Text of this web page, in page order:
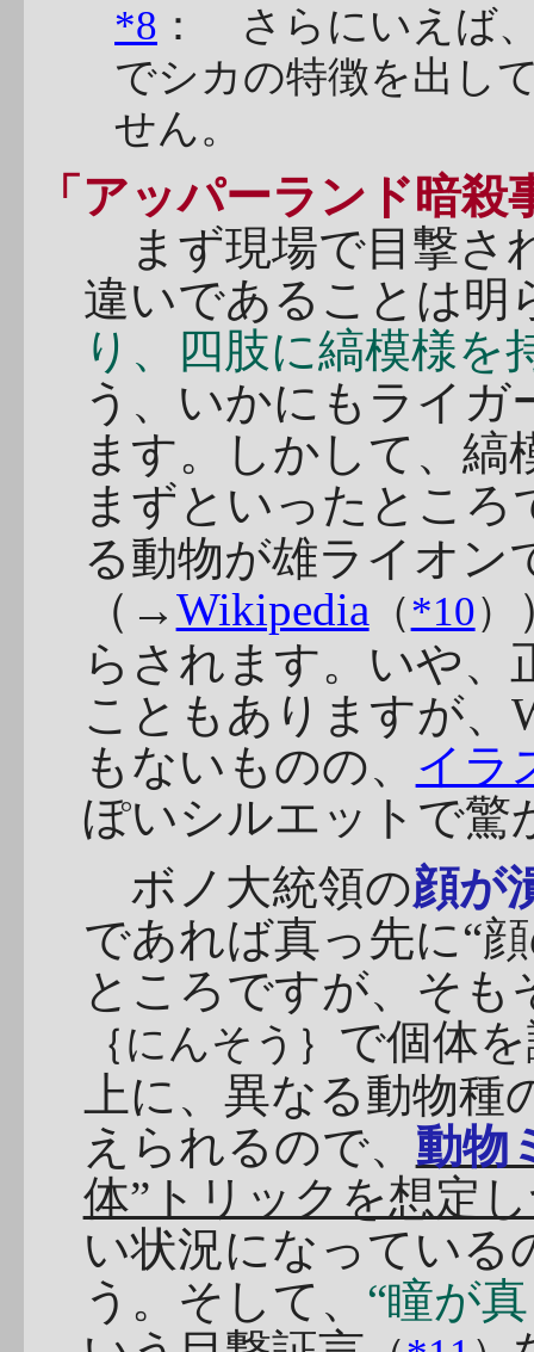
*8 ： さらにいえば
でシカの特徴を出し
せん。
「アッパーランド暗殺
まず現場で目撃さ
違いであることは明
り、四肢に縞模様を
う、いかにもライ
ます。しかして、縞
まずといったところ
る動物が雄ライオン
（→Wikipedia（*10）
らされます。いや、
こともありますが、
もないものの、 イラ
ぽいシルエットで驚
ボノ大統領の顔が
であれば真っ先に“
ところですが、そも
｛にんそう｝ で個体
上に、異なる動物
えられるので、 動物
体”トリックを想定
い状況になっている
う。そして、 “瞳が